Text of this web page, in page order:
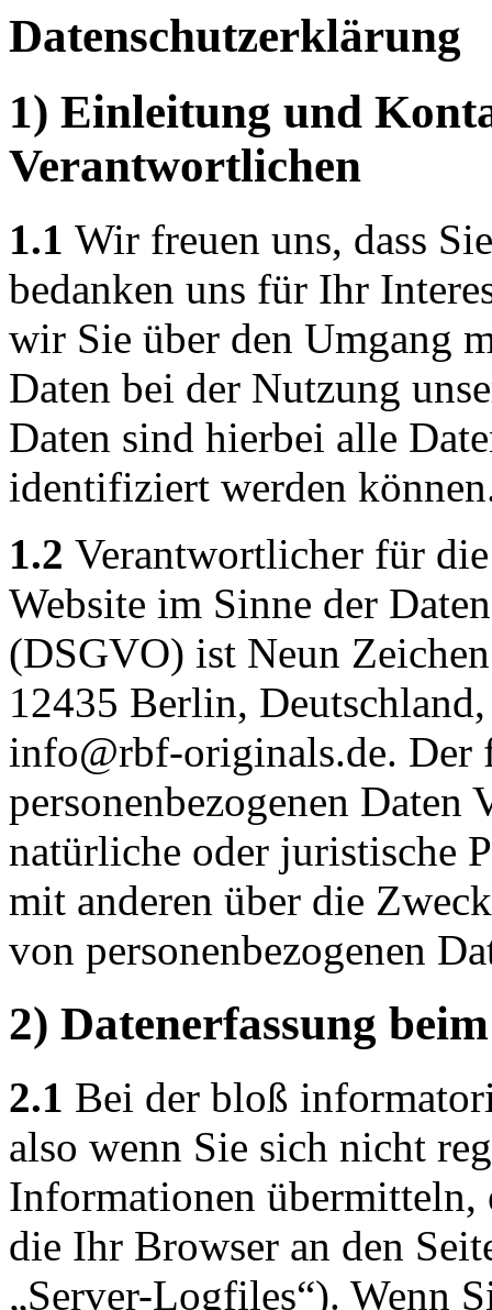
Datenschutzerklärung
1) Einleitung und
Verantwortlichen
1.1 Wir freuen uns, dass
bedanken uns für Ihr
wir Sie über den Umgang
Daten bei der Nutzung
Daten sind hierbei alle
identifiziert werden
1.2 Verantwortlicher für
Website im Sinne der
(DSGVO) ist Neun
12435 Berlin,
info@rbf-originals.de. Der
personenbezogenen
natürliche oder juristische
mit anderen über die
von personenbezogenen
2) Datenerfassung
2.1 Bei der bloß
also wenn Sie sich nicht
Informationen übermitteln,
die Ihr Browser an den
„Server-Logfiles“). Wenn